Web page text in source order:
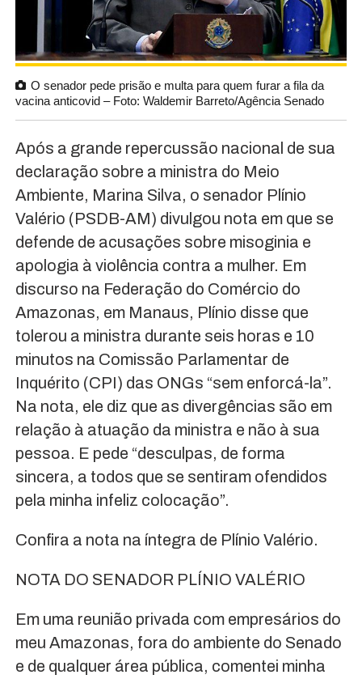
O senador pede prisão e multa para quem furar a fila da
vacina anticovid – Foto: Waldemir Barreto/Agência Senado
Após a grande repercussão nacional de sua
declaração sobre a ministra do Meio
Ambiente, Marina Silva, o senador Plínio
Valério (PSDB-AM) divulgou nota em que se
defende de acusações sobre misoginia e
apologia à violência contra a mulher. Em
discurso na Federação do Comércio do
Amazonas, em Manaus, Plínio disse que
tolerou a ministra durante seis horas e 10
minutos na Comissão Parlamentar de
Inquérito (CPI) das ONGs “sem enforcá-la”.
Na nota, ele diz que as divergências são em
relação à atuação da ministra e não à sua
pessoa. E pede “desculpas, de forma
sincera, a todos que se sentiram ofendidos
pela minha infeliz colocação”.
Confira a nota na íntegra de Plínio Valério.
NOTA DO SENADOR PLÍNIO VALÉRIO
Em uma reunião privada com empresários do
meu Amazonas, fora do ambiente do Senado
e de qualquer área pública, comentei minha